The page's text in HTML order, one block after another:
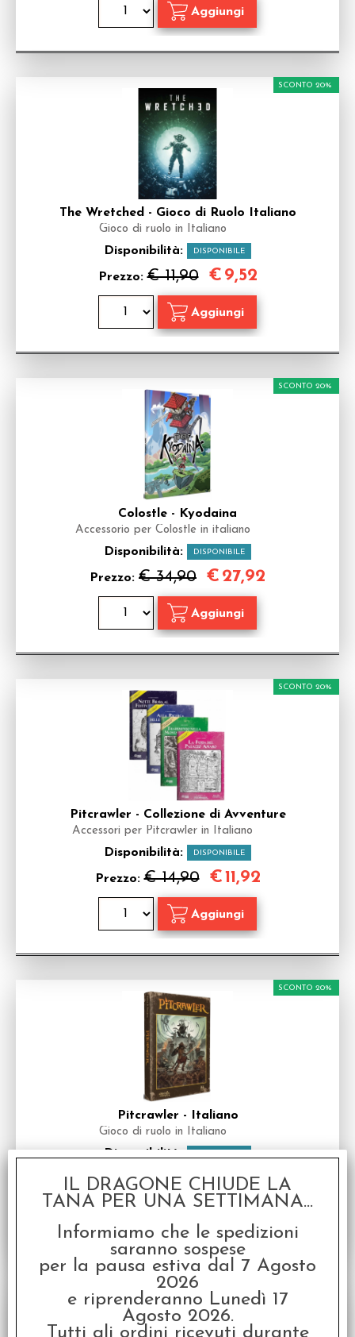
The Wretched - Gioco di Ruolo Italiano
Gioco di ruolo in Italiano
Disponibilità: DISPONIBILE
Prezzo:€ 11,90
SCONTO 20%
€ 9,52
Colostle - Kyodaina
Accessorio per Colostle in italiano
Disponibilità: DISPONIBILE
Prezzo: € 34,90
SCONTO 20%
€ 27,92
Pitcrawler - Collezione di Avventure
Accessori per Pitcrawler in Italiano
Disponibilità: DISPONIBILE
Prezzo:€ 14,90
SCONTO 20%
€11,92
Pitcrawler - Italiano
Gioco di ruolo in Italiano
Disponibilità:
Prezzo:€ 39,90
SCONTO 20%
€ 31,92
IL DRAGONE CHIUDE LA
TANA PER UNA SETTIMANA...
Informiamo che le spedizioni
saranno sospese
per la pausa estiva dal 7 Agosto
2026
e riprenderanno Lunedì 17
Agosto 2026.
Tutti gli ordini ricevuti durante